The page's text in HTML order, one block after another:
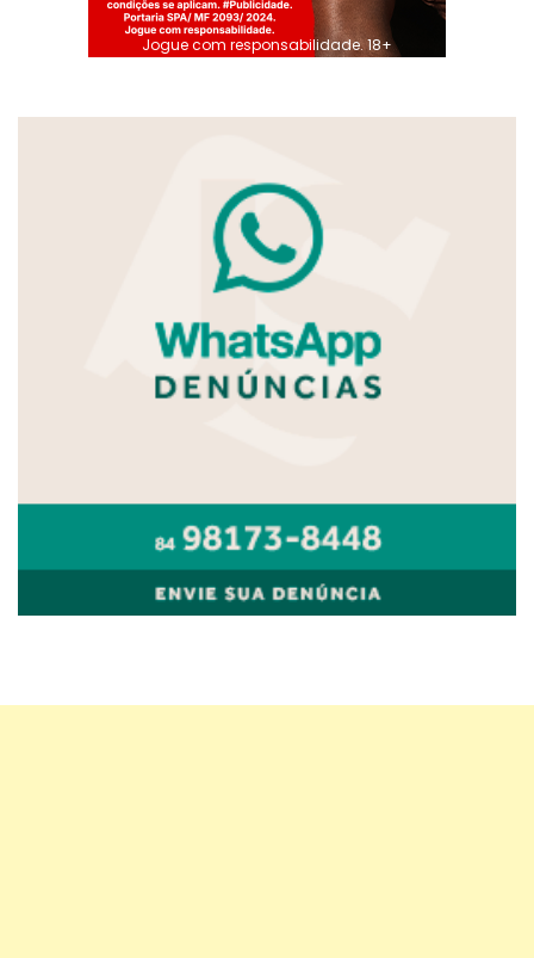
Jogue com responsabilidade. 18+